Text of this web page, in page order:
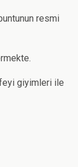
resmi
giyimleri ile